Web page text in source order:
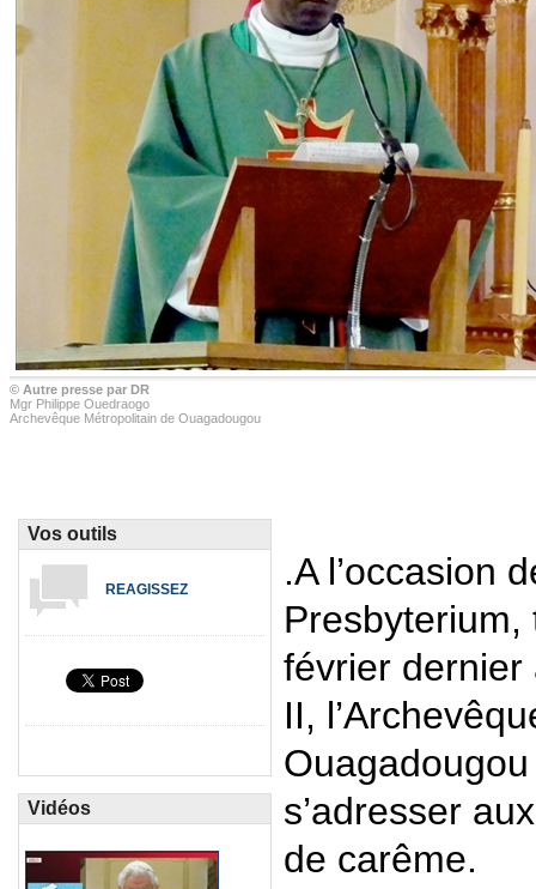
© Autre presse par DR
Mgr Philippe Ouedraogo
Archevêque Métropolitain de Ouagadougou
Vos outils
REAGISSEZ
Vidéos
.A l’occasion
février dernier
II,
s’adresser
de carême.